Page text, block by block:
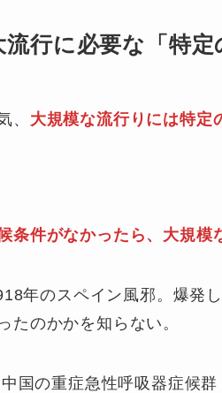
行に必要な「特定
、 大規模な流行りには特定
条件がなかったら、大規模
年のスペイン風邪。爆発
たのかかを知らない。
国の重症急性呼吸器症候